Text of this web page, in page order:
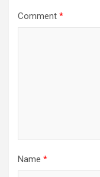
Comment *
Name *